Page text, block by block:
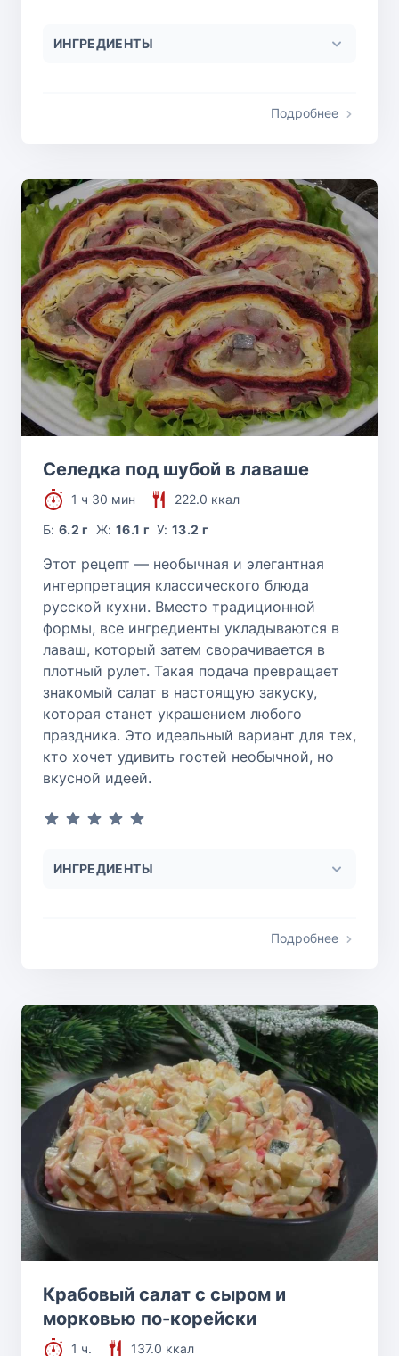
ИНГРЕДИЕНТЫ
Подробнее
Селедка под шубой в лаваше
1 ч 30 мин
222.0 ккал
Б:6.2 г Ж: 16.1 г У:13.2 г
Этот рецепт — необычная и элегантная
интерпретация классического блюда
русской кухни. Вместо традиционной
формы, все ингредиенты укладываются в
лаваш, который затем сворачивается в
плотный рулет. Такая подача превращает
знакомый салат в настоящую закуску,
которая станет украшением любого
праздника. Это идеальный вариант для тех,
кто хочет удивить гостей необычной, но
вкусной идеей.
ИНГРЕДИЕНТЫ
Подробнее
Крабовый салат с сыром и
морковью по-корейски
1 ч. 137.0 ккал